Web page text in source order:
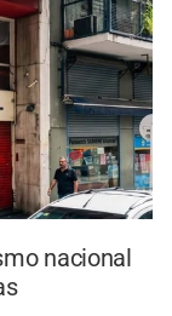
nacional